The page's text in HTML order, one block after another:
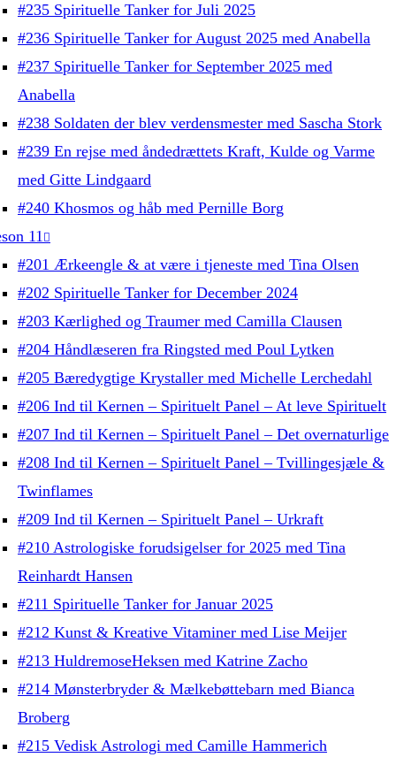
#235 Spirituelle Tanker for Juli 2025
#236 Spirituelle Tanker for August 2025 med Anabella
#237 Spirituelle Tanker for September 2025 med
Anabella
#238 Soldaten der blev verdensmester med Sascha Stork
#239 En rejse med åndedrættets Kraft, Kulde og Varme
med Gitte Lindgaard
#240 Khosmos og håb med Pernille Borg
11
#201 Ærkeengle & at være i tjeneste med Tina Olsen
#202 Spirituelle Tanker for December 2024
#203 Kærlighed og Traumer med Camilla Clausen
#204 Håndlæseren fra Ringsted med Poul Lytken
#205 Bæredygtige Krystaller med Michelle Lerchedahl
#206 Ind til Kernen – Spirituelt Panel – At leve Spirituelt
#207 Ind til Kernen – Spirituelt Panel – Det overnaturlige
#208 Ind til Kernen – Spirituelt Panel – Tvillingesjæle &
Twinflames
#209 Ind til Kernen – Spirituelt Panel – Urkraft
#210 Astrologiske forudsigelser for 2025 med Tina
Reinhardt Hansen
#211 Spirituelle Tanker for Januar 2025
#212 Kunst & Kreative Vitaminer med Lise Meijer
#213 HuldremoseHeksen med Katrine Zacho
#214 Mønsterbryder & Mælkebøttebarn med Bianca
Broberg
#215 Vedisk Astrologi med Camille Hammerich